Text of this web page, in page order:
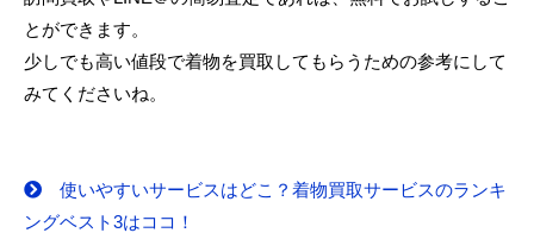
とができます。
少しでも高い値段で着物を買取してもらうための参考にして
みてくださいね。
使いやすいサービスはどこ？着物買取サービスのランキ
ングベスト3はココ！